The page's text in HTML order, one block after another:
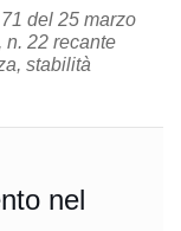
del 25 marzo
n. 22 recante
stabilità
nel